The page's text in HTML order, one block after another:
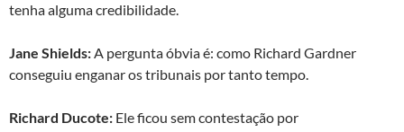
tenha alguma credibilidade.
Jane Shields:A pergunta óbvia é: como Richard Gardner
conseguiu enganar os tribunais por tanto tempo.
Richard Ducote: Ele ficou sem contestação por